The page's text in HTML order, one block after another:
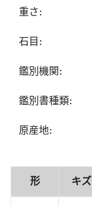
重さ:
石目:
鑑別機関:
鑑別書種類:
原産地:
形 キズ